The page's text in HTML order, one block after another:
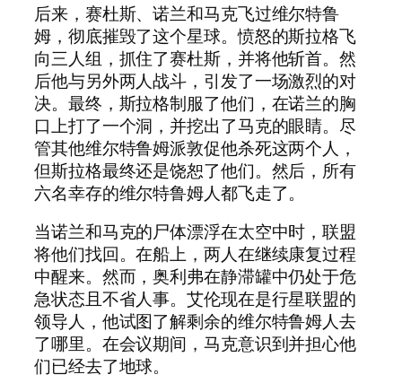
后来，赛杜斯、诺兰和马克飞过维尔特鲁
姆，彻底摧毁了这个星球。愤怒的斯拉格飞
向三人组，抓住了赛杜斯，并将他斩首。然
后他与另外两人战斗，引发了一场激烈的对
决。最终，斯拉格制服了他们，在诺兰的胸
口上打了一个洞，并挖出了马克的眼睛。尽
管其他维尔特鲁姆派敦促他杀死这两个人，
但斯拉格最终还是饶恕了他们。然后，所有
六名幸存的维尔特鲁姆人都飞走了。
当诺兰和马克的尸体漂浮在太空中时，联盟
将他们找回。在船上，两人在继续康复过程
中醒来。然而，奥利弗在静滞罐中仍处于危
急状态且不省人事。艾伦现在是行星联盟的
领导人，他试图了解剩余的维尔特鲁姆人去
了哪里。在会议期间，马克意识到并担心他
们已经去了地球。